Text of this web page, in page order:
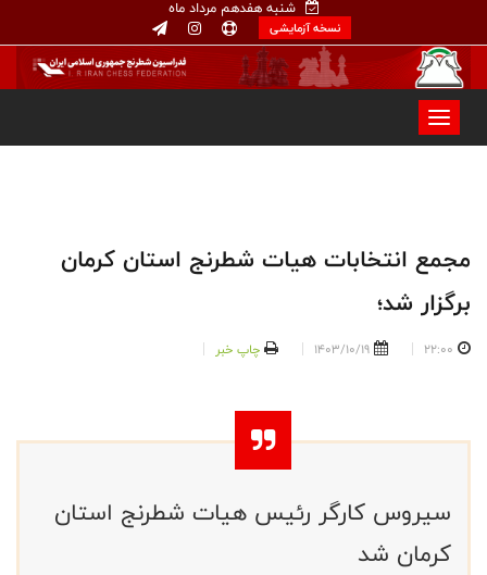
شنبه هفدهم مرداد ماه
نسخه آزمایشی
مجمع انتخابات هیات شطرنج استان کرمان
برگزار شد؛
22:00
1403/10/19 چاپ خبر
سیروس کارگر رئیس هیات شطرنج استان
کرمان شد